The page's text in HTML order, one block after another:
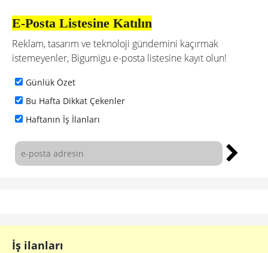
E-Posta Listesine Katılın
Reklam, tasarım ve teknoloji gündemini kaçırmak
istemeyenler, Bigumigu e-posta listesine kayıt olun!
Günlük Özet
Bu Hafta Dikkat Çekenler
Haftanın İş İlanları
İş ilanları